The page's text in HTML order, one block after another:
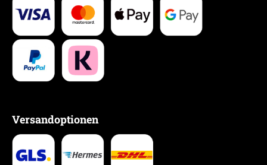
Versandoptionen